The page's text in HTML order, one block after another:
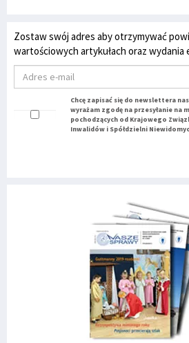
Zostaw swój adres aby otrzymywać
wartościowych artykułach oraz wydania
Chcę zapisać się do newslettera
wyrażam zgodę na przesyłanie na
pochodzących od Krajowego
Inwalidów i Spółdzielni